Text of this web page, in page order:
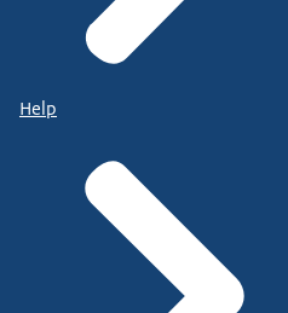
Help